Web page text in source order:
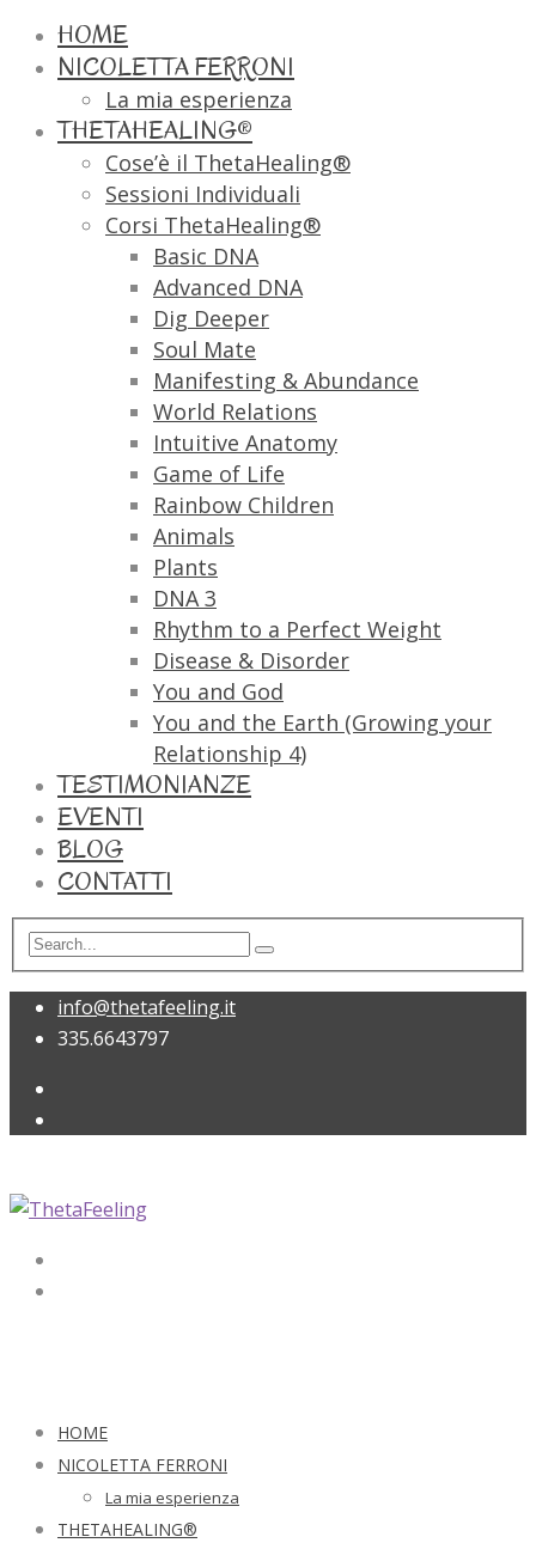
HOME
NICOLETTA FERRONI
La mia esperienza
THETAHEALING®
Cose’è il ThetaHealing®
Sessioni Individuali
Corsi ThetaHealing®
Basic DNA
Advanced DNA
Dig Deeper
Soul Mate
Manifesting & Abundance
World Relations
Intuitive Anatomy
Game of Life
Rainbow Children
Animals
Plants
DNA 3
Rhythm to a Perfect Weight
Disease & Disorder
You and God
You and the Earth (Growing your
Relationship 4)
TESTIMONIANZE
EVENTI
BLOG
CONTATTI
info@thetafeeling.it
335.6643797
HOME
NICOLETTA FERRONI
La mia esperienza
THETAHEALING®